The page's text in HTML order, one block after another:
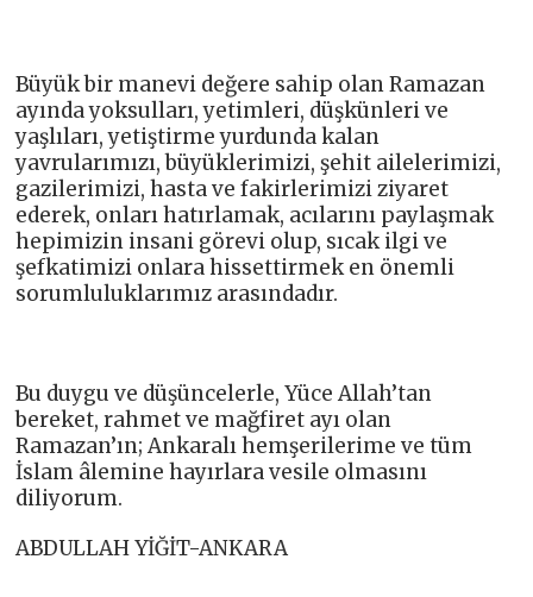
Büyük bir manevi değere sahip olan Ramazan
ayında yoksulları, yetimleri, düşkünleri ve
yaşlıları, yetiştirme yurdunda kalan
yavrularımızı, büyüklerimizi, şehit ailelerimizi,
gazilerimizi, hasta ve fakirlerimizi ziyaret
ederek, onları hatırlamak, acılarını paylaşmak
hepimizin insani görevi olup, sıcak ilgi ve
şefkatimizi onlara hissettirmek en önemli
sorumluluklarımız arasındadır.
Bu duygu ve düşüncelerle, Yüce Allah’tan
bereket, rahmet ve mağfiret ayı olan
Ramazan’ın; Ankaralı hemşerilerime ve tüm
İslam âlemine hayırlara vesile olmasını
diliyorum.
ABDULLAH YİĞİT-ANKARA